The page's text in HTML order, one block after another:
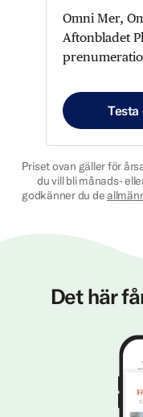
Omni Mer,
Aftonbladet
Testa
Priset ovan gäller för
du vill bli månads-
godkänner du de
Det här